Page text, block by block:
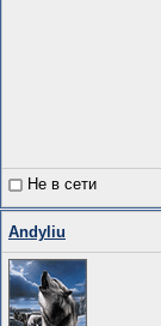
Не в сети
Andyliu